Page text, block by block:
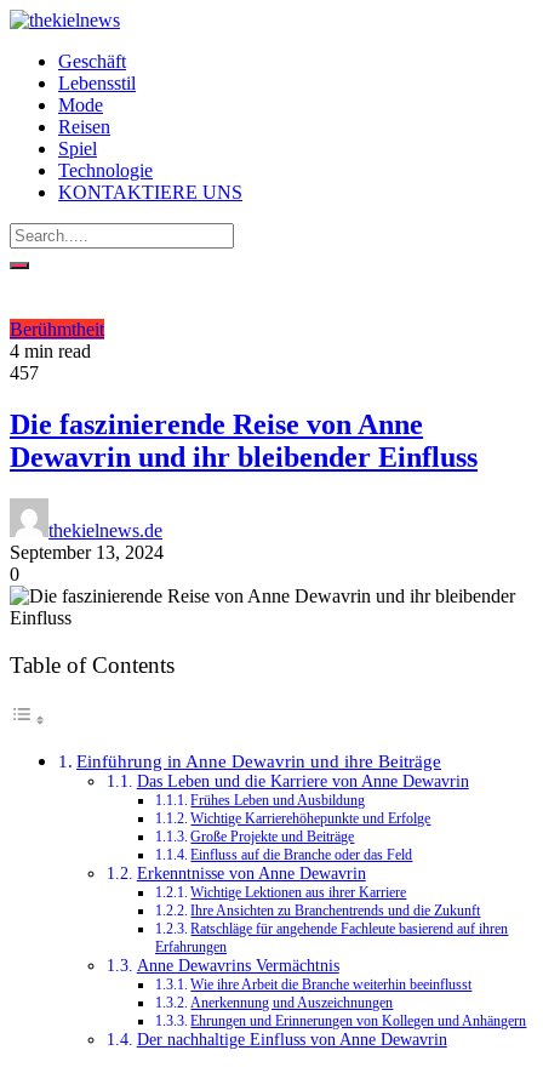
Geschäft
Lebensstil
Mode
Reisen
Spiel
Technologie
KONTAKTIERE UNS
Berühmtheit
4 min read
457
Die faszinierende Reise von Anne
Dewavrin und ihr bleibender Einfluss
thekielnews.de
September 13, 2024
0
Table of Contents
Einführung in Anne Dewavrin und ihre Beiträge
Das Leben und die Karriere von Anne Dewavrin
Frühes Leben und Ausbildung
Wichtige Karrierehöhepunkte und Erfolge
Große Projekte und Beiträge
Einfluss auf die Branche oder das Feld
Erkenntnisse von Anne Dewavrin
Wichtige Lektionen aus ihrer Karriere
Ihre Ansichten zu Branchentrends und die Zukunft
Ratschläge für angehende Fachleute basierend auf ihren
Erfahrungen
Anne Dewavrins Vermächtnis
Wie ihre Arbeit die Branche weiterhin beeinflusst
Anerkennung und Auszeichnungen
Ehrungen und Erinnerungen von Kollegen und Anhängern
Der nachhaltige Einfluss von Anne Dewavrin